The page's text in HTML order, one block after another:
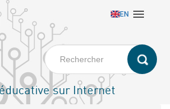
EN 
sur Internet